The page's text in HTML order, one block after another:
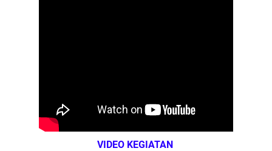
Hari Jadi Pertama PHIGMA: Advokat dan LBH Perkuat Soliditas di
VIDEO KEGIATAN